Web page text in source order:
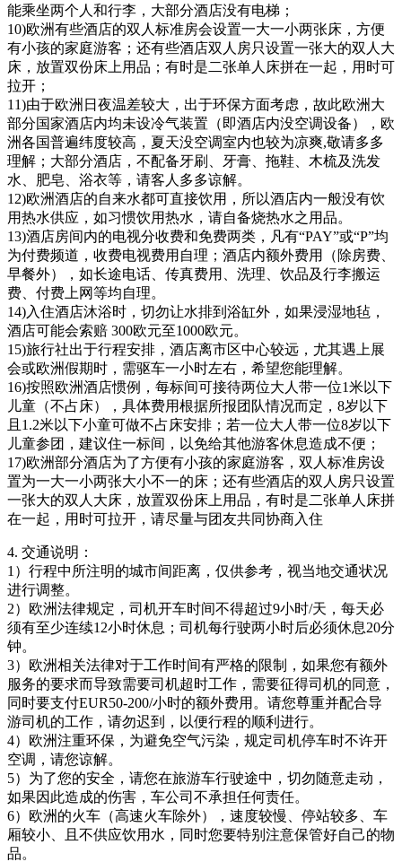
能乘坐两个人和行李，大部分酒店没有电梯；
10)欧洲有些酒店的双人标准房会设置一大一小两张床，方便
有小孩的家庭游客；还有些酒店双人房只设置一张大的双人大
床，放置双份床上用品；有时是二张单人床拼在一起，用时可
拉开；
11)由于欧洲日夜温差较大，出于环保方面考虑，故此欧洲大
部分国家酒店内均未设冷气装置（即酒店内没空调设备），欧
洲各国普遍纬度较高，夏天没空调室内也较为凉爽,敬请多多
理解；大部分酒店，不配备牙刷、牙膏、拖鞋、木梳及洗发
水、肥皂、浴衣等，请客人多多谅解。
12)欧洲酒店的自来水都可直接饮用，所以酒店内一般没有饮
用热水供应，如习惯饮用热水，请自备烧热水之用品。
13)酒店房间内的电视分收费和免费两类，凡有“PAY”或“P”均
为付费频道，收费电视费用自理；酒店内额外费用（除房费、
早餐外），如长途电话、传真费用、洗理、饮品及行李搬运
费、付费上网等均自理。
14)入住酒店沐浴时，切勿让水排到浴缸外，如果浸湿地毡，
酒店可能会索赔 300欧元至1000欧元。
15)旅行社出于行程安排，酒店离市区中心较远，尤其遇上展
会或欧洲假期时，需驱车一小时左右，希望您能理解。
16)按照欧洲酒店惯例，每标间可接待两位大人带一位1米以下
儿童（不占床），具体费用根据所报团队情况而定，8岁以下
且1.2米以下小童可做不占床安排；若一位大人带一位8岁以下
儿童参团，建议住一标间，以免给其他游客休息造成不便；
17)欧洲部分酒店为了方便有小孩的家庭游客，双人标准房设
置为一大一小两张大小不一的床；还有些酒店的双人房只设置
一张大的双人大床，放置双份床上用品，有时是二张单人床拼
在一起，用时可拉开，请尽量与团友共同协商入住
4. 交通说明：
1）行程中所注明的城市间距离，仅供参考，视当地交通状况
进行调整。
2）欧洲法律规定，司机开车时间不得超过9小时/天，每天必
须有至少连续12小时休息；司机每行驶两小时后必须休息20分
钟。
3）欧洲相关法律对于工作时间有严格的限制，如果您有额外
服务的要求而导致需要司机超时工作，需要征得司机的同意，
同时要支付EUR50-200/小时的额外费用。请您尊重并配合导
游司机的工作，请勿迟到，以便行程的顺利进行。
4）欧洲注重环保，为避免空气污染，规定司机停车时不许开
空调，请您谅解。
5）为了您的安全，请您在旅游车行驶途中，切勿随意走动，
如果因此造成的伤害，车公司不承担任何责任。
6）欧洲的火车（高速火车除外），速度较慢、停站较多、车
厢较小、且不供应饮用水，同时您要特别注意保管好自己的物
品。